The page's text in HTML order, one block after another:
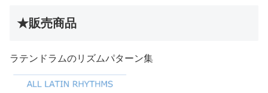
★販売商品
ラテンドラムのリズムパターン集